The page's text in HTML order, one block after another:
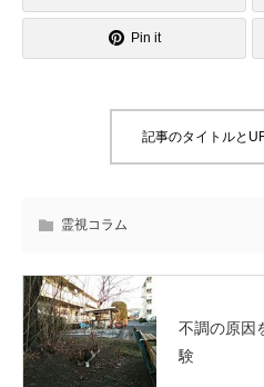
Pin it
記事のタイトルと
霊視コラム
不調の原因
験